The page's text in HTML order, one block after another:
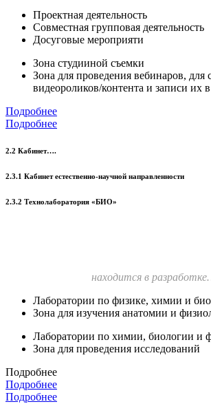
Проектная деятельность
Совместная групповая деятельность
Досуговые мероприяти
Зона студииной съемки
Зона для проведения вебинаров, для
видеороликов/контента и записи их
Подробнее
Подробнее
2.2 Кабинет….
2.3.1 Кабинет естественно-научной направленности
2.3.2 Технолаборатория «БИО»
находится в
Лаборатории по физике, химии и
Зона для изучения анатомии и
Лаборатории по химии, биологии и
Зона для проведения исследований
Подробнее
Подробнее
Подробнее